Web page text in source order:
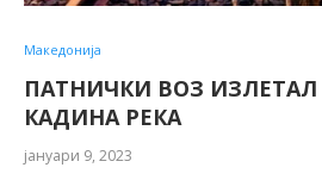
Македонија
ПАТНИЧКИ ВОЗ
КАДИНА РЕКА
јануари 9, 2023